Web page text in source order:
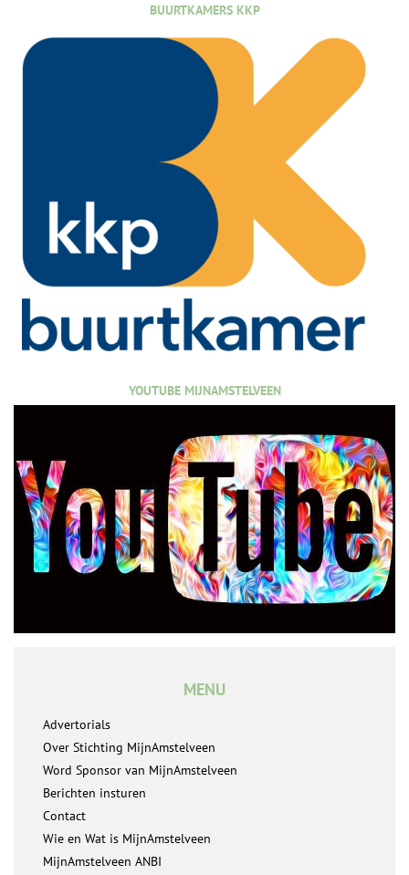
BUURTKAMERS KKP
YOUTUBE MIJNAMSTELVEEN
MENU
Advertorials
Over Stichting MijnAmstelveen
Word Sponsor van MijnAmstelveen
Berichten insturen
Contact
Wie en Wat is MijnAmstelveen
MijnAmstelveen ANBI